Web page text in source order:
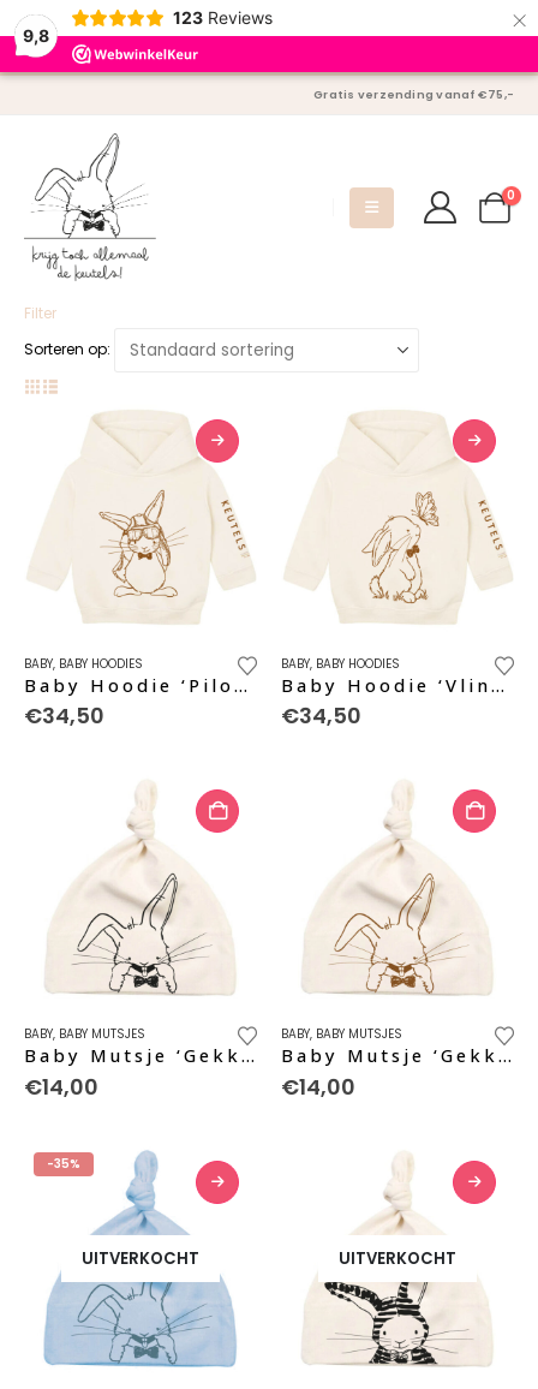
9,8
123 Reviews ×
Gratis verzending vanaf €75,-
0
Filter
Sorteren op:
product
heeft
gekozen
worden
productpagina
BABY, BABY HOODIES
Baby Hoodie ‘Piloot’ – natural
€34,50
product
heeft
gekozen
worden
productpagina
BABY, BABY HOODIES
Baby Hoodie ‘Vlinder’ – natural
€34,50
BABY, BABY MUTSJES
Baby Mutsje ‘Gekke Bek’ – black pure
€14,00
BABY, BABY MUTSJES
Baby Mutsje ‘Gekke Bek’ – caramel
€14,00
-35%
UITVERKOCHT UITVERKOCHT